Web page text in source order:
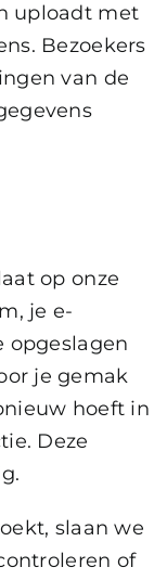
uploadt met
Bezoekers
van de
op onze
je e-
opgeslagen
je gemak
hoeft in
Deze
slaan we
of